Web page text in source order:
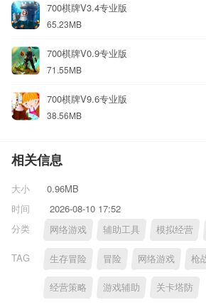
700棋牌V3.4专业版
65.23MB
700棋牌V0.9专业版
71.55MB
700棋牌V9.6专业版
38.56MB
相关信息
大小
0.96MB
时间
2026-08-10 17:52
分类
网络游戏 辅助工具 模拟经营
TAG 生存冒险 冒险 网络游戏 枪
经营策略 游戏辅助 关卡塔防